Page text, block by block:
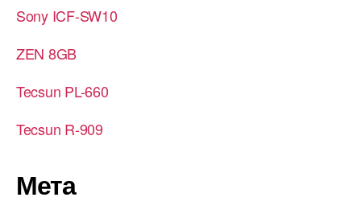
Sony ICF-SW10
ZEN 8GB
Tecsun PL-660
Tecsun R-909
Мета